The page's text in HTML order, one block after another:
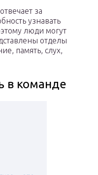
за
узнавать
люди могут
отделы
память, слух,
в команде